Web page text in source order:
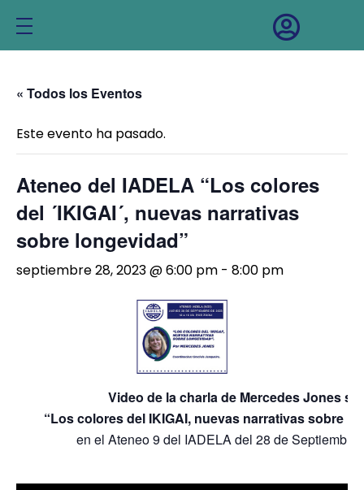
INICIO
INSTITUTO IADELA
INVESTIGACIÓN
Igualdad de género y diversidad
Proyectos y trabajos
CONTACTO
« Todos los Eventos
Este evento ha pasado.
Ateneo del IADELA “Los colores
del ´IKIGAI´, nuevas narrativas
sobre longevidad”
septiembre 28, 2023 @ 6:00 pm - 8:00 pm
Video de la charla de Mercedes Jones
“Los colores del IKIGAI, nuevas narrativas sobre la
en el Ateneo 9 del IADELA del 28 de Septiembre